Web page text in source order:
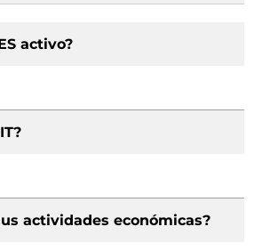
activo?
actividades económicas?